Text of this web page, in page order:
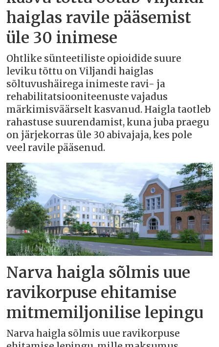
haiglas ravile pääsemist
üle 30 inimese
Ohtlike sünteetiliste opioidide suure
leviku tõttu on Viljandi haiglas
sõltuvushäirega inimeste ravi- ja
rehabilitatsiooniteenuste vajadus
märkimisväärselt kasvanud. Haigla taotleb
rahastuse suurendamist, kuna juba praegu
on järjekorras üle 30 abivajaja, kes pole
veel ravile pääsenud.
Narva haigla sõlmis uue
ravikorpuse ehitamise
mitmemiljonilise lepingu
Narva haigla sõlmis uue ravikorpuse